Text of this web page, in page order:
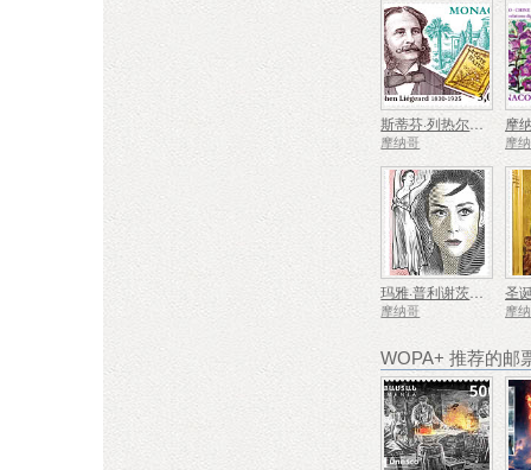
斯蒂芬·列热尔逝世一百周年
摩纳哥 摩
玛雅·普利谢茨卡娅诞辰一百周年
摩纳哥
圣
摩
WOPA+ 推荐的邮